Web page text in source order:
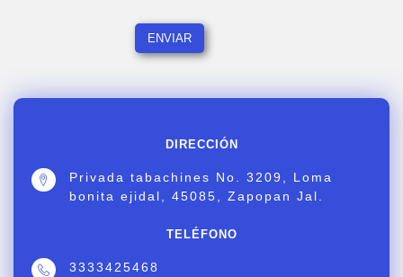
DIRECCIÓN
Privada tabachines No. 3209, Loma
bonita ejidal, 45085, Zapopan Jal.
TELÉFONO
3333425468